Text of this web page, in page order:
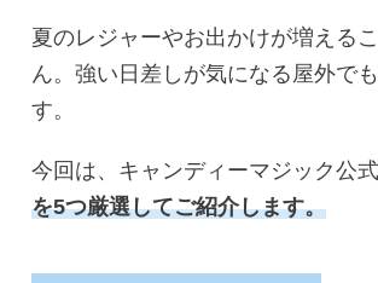
夏のレジャーやお出かけが増える
ん。強い日差しが気になる屋外で
す。
今回は、キャンディーマジック公式
を5つ厳選してご紹介します。